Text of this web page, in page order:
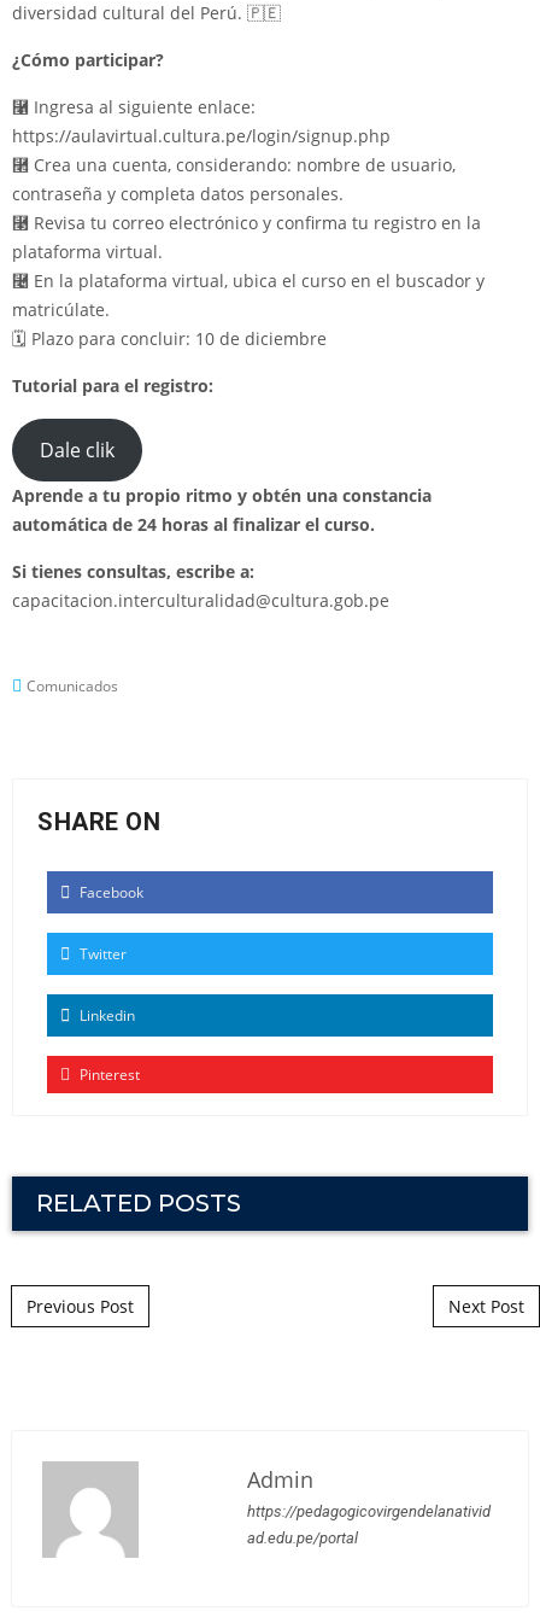
diversidad cultural del Perú. 🇵🇪
¿Cómo participar?
⿡ Ingresa al siguiente enlace:
https://aulavirtual.cultura.pe/login/signup.php
⿢ Crea una cuenta, considerando: nombre de usuario,
contraseña y completa datos personales.
⿣ Revisa tu correo electrónico y confirma tu registro en la
plataforma virtual.
⿤ En la plataforma virtual, ubica el curso en el buscador y
matricúlate.
🗓 Plazo para concluir: 10 de diciembre
Tutorial para el registro:
Dale clik
Aprende a tu propio ritmo y obtén una constancia
automática de 24 horas al finalizar el curso.
Si tienes consultas, escribe a:
capacitacion.interculturalidad@cultura.gob.pe
Comunicados
SHARE ON
Facebook
Twitter
Linkedin
Pinterest
RELATED POSTS
Post navigation
Previous Post Next Post
Admin
https://pedagogicovirgendelanativid
ad.edu.pe/portal